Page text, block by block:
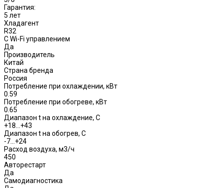
Гарантия:
5 лет
Хладагент
R32
С Wi-Fi управлением
Да
Производитель
Китай
Страна бренда
Россия
Потребление при охлаждении, кВт
0.59
Потребление при обогреве, кВт
0.65
Диапазон t на охлаждение, С
+18…+43
Диапазон t на обогрев, С
-7…+24
Расход воздуха, м3/ч
450
Авторестарт
Да
Самодиагностика